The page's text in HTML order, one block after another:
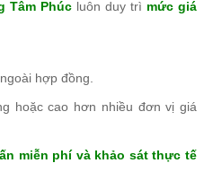
Tâm Phúc luôn duy trì mức giá
hợp đồng.
hoặc cao hơn nhiều đơn vị giá
miễn phí và khảo sát thực tế